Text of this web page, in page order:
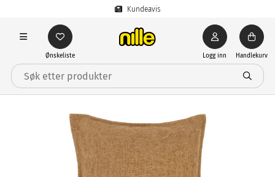
Kundeavis
Ønskeliste Logg inn Handlekurv